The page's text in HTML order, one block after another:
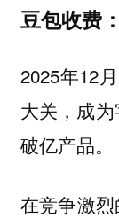
豆包收费
2025年12
大关，成
破亿产品。
在竞争激